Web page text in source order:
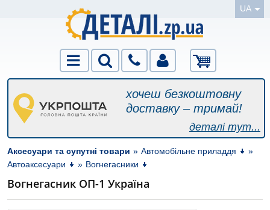
UA
хочеш безкоштовну
доставку – тримай!
деталі тут...
Аксесуари та супутні товари » Автомобільне приладдя
»
Автоаксесуари
» Вогнегасники
Вогнегасник ОП-1 Україна